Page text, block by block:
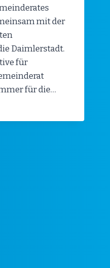
mit der
Daimlerstadt.
für
für die…